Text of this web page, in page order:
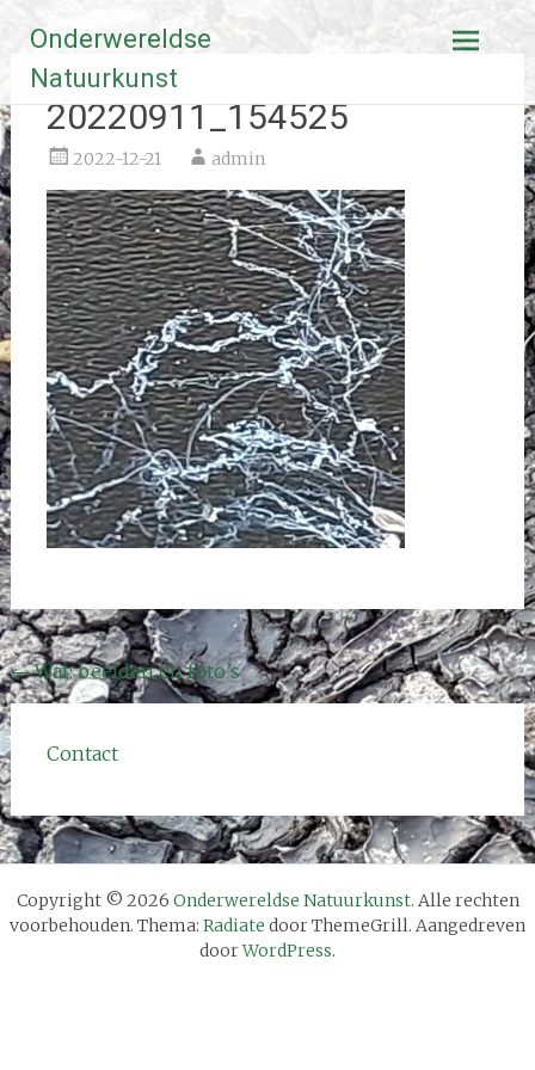
naar
inhoud
Onderwereldse
Natuurkunst
20220911_154525
2022-12-21 admin
Bericht
navigatie
←Wat: beelden en foto’s
Contact
Copyright © 2026 Onderwereldse Natuurkunst. Alle rechten
voorbehouden. Thema: Radiate door ThemeGrill. Aangedreven
doorWordPress.